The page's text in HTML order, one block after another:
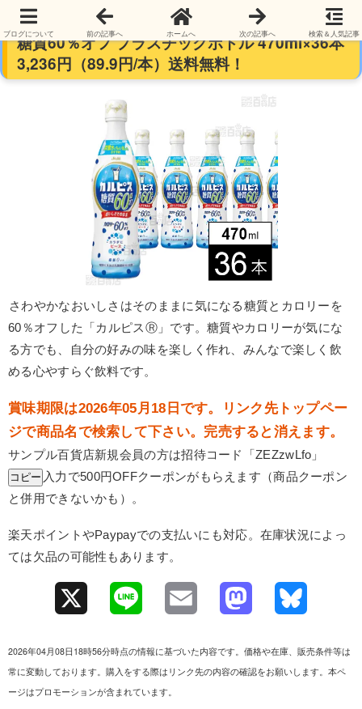
【訳あり】【割って飲む】アサヒ飲料 カルピス
糖質60％オフ プラスチックボトル 470ml×36本
3,236円（89.9円/本）送料無料！
さわやかなおいしさはそのままに気になる糖質とカロリーを
60％オフした「カルピスⓇ」です。糖質やカロリーが気にな
る方でも、自分の好みの味を楽しく作れ、みんなで楽しく飲
める心やすらぐ飲料です。
賞味期限は2026年05月18日です。リンク先トップペー
ジで商品名で検索して下さい。完売すると消えます。
サンプル百貨店新規会員の方は招待コード「ZEZzwLfo 」
コピー 入力で500円OFFクーポンがもらえます（商品クーポン
と併用できないかも）。
楽天ポイントやPaypayでの支払いにも対応。在庫状況によっ
ては欠品の可能性もあります。
e
2026年04月08日18時56分時点の情報に基づいた内容です。価格や在庫、販売条件等は
常に変動しております。購入をする際はリンク先の内容の確認をお願いします。本ペ
ージはプロモーションが含まれています。
ブログについて 前の記事へ ホームへ 次の記事へ 検索＆人気記事